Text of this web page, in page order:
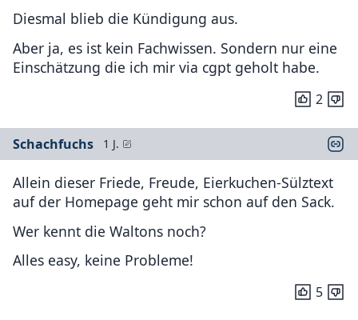
Diesmal blieb die Kündigung aus.
Aber ja, es ist kein Fachwissen. Sondern nur eine
Einschätzung die ich mir via cgpt geholt habe.
2
Schachfuchs 1 J.
Allein dieser Friede, Freude, Eierkuchen-Sülztext
auf der Homepage geht mir schon auf den Sack.
Wer kennt die Waltons noch?
Alles easy, keine Probleme!
5